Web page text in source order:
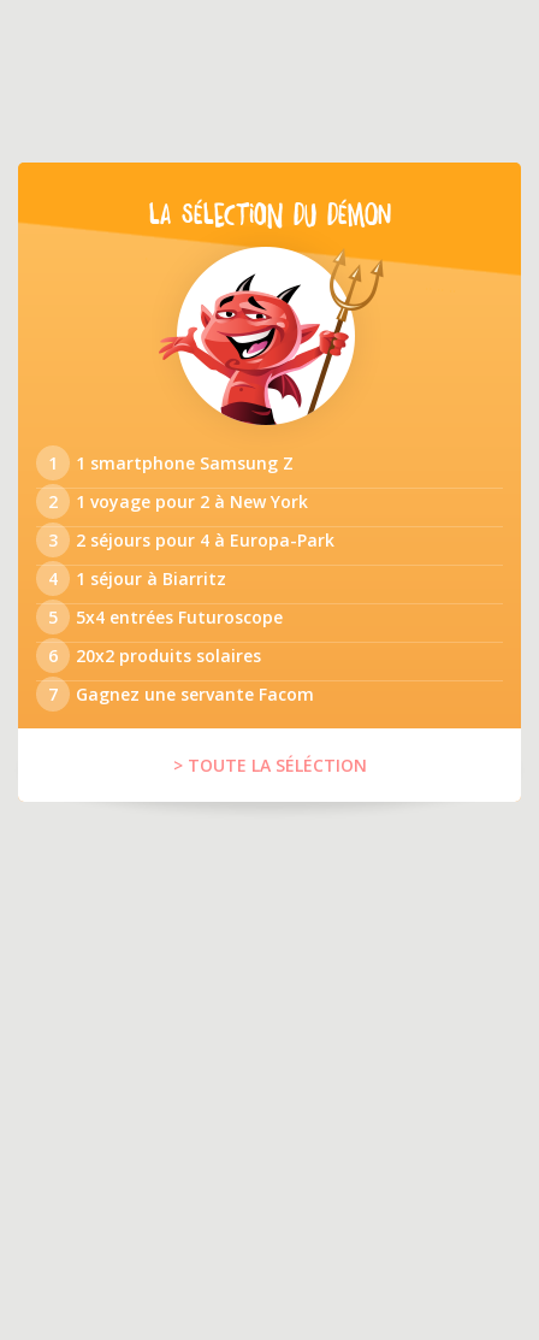
LA SÉLECTION DU DÉMON
1
1 smartphone Samsung Z
2
1 voyage pour 2 à New York
3
2 séjours pour 4 à Europa-Park
4
1 séjour à Biarritz
5
5x4 entrées Futuroscope
6
20x2 produits solaires
7
Gagnez une servante Facom
> TOUTE LA SÉLÉCTION